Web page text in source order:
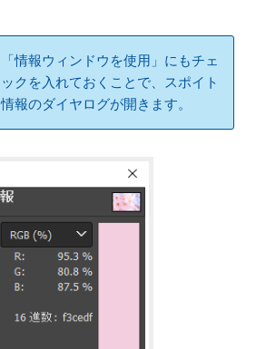
「情報ウィンドウを使用」にもチェ
ックを入れておくことで、スポイト
情報のダイヤログが開きます。